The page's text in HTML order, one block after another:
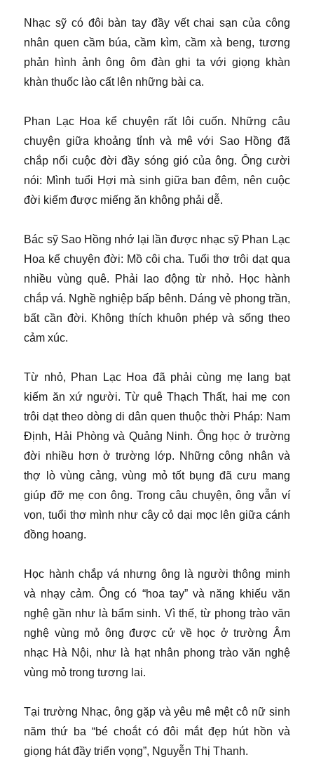
Nhạc sỹ có đôi bàn tay đầy vết chai sạn của công
nhân quen cầm búa, cầm kìm, cầm xà beng, tương
phản hình ảnh ông ôm đàn ghi ta với giọng khàn
khàn thuốc lào cất lên những bài ca.
Phan Lạc Hoa kể chuyện rất lôi cuốn. Những câu
chuyện giữa khoảng tỉnh và mê với Sao Hồng đã
chắp nối cuộc đời đầy sóng gió của ông. Ông cười
nói: Mình tuổi Hợi mà sinh giữa ban đêm, nên cuộc
đời kiếm được miếng ăn không phải dễ.
Bác sỹ Sao Hồng nhớ lại lần được nhạc sỹ Phan Lạc
Hoa kể chuyện đời: Mồ côi cha. Tuổi thơ trôi dạt qua
nhiều vùng quê. Phải lao động từ nhỏ. Học hành
chắp vá. Nghề nghiệp bấp bênh. Dáng vẻ phong trần,
bất cần đời. Không thích khuôn phép và sống theo
cảm xúc.
Từ nhỏ, Phan Lạc Hoa đã phải cùng mẹ lang bạt
kiếm ăn xứ người. Từ quê Thạch Thất, hai mẹ con
trôi dạt theo dòng di dân quen thuộc thời Pháp: Nam
Định, Hải Phòng và Quảng Ninh. Ông học ở trường
đời nhiều hơn ở trường lớp. Những công nhân và
thợ lò vùng cảng, vùng mỏ tốt bụng đã cưu mang
giúp đỡ mẹ con ông. Trong câu chuyện, ông vẫn ví
von, tuổi thơ mình như cây cỏ dại mọc lên giữa cánh
đồng hoang.
Học hành chắp vá nhưng ông là người thông minh
và nhạy cảm. Ông có “hoa tay” và năng khiếu văn
nghệ gần như là bẩm sinh. Vì thế, từ phong trào văn
nghệ vùng mỏ ông được cử về học ở trường Âm
nhạc Hà Nội, như là hạt nhân phong trào văn nghệ
vùng mỏ trong tương lai.
Tại trường Nhạc, ông gặp và yêu mê mệt cô nữ sinh
năm thứ ba “bé choắt có đôi mắt đẹp hút hồn và
giọng hát đầy triển vọng”, Nguyễn Thị Thanh.